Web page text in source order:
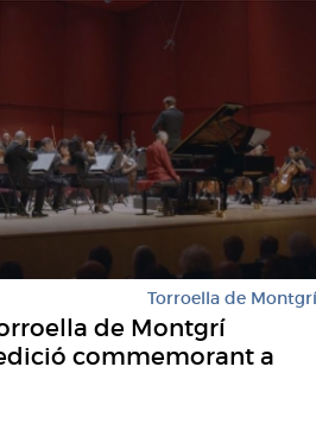
Torroella de Montgrí
de Montgrí
commemorant a